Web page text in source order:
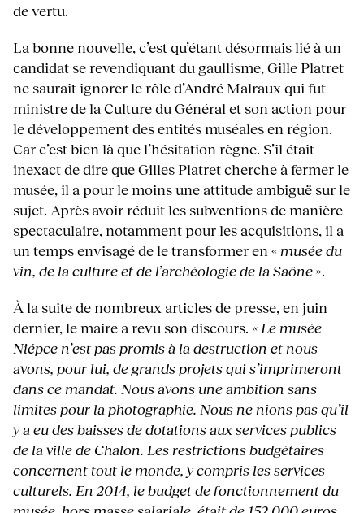
de vertu.
La bonne nouvelle, c’est qu’étant désormais lié à un
candidat se revendiquant du gaullisme, Gille Platret
ne saurait ignorer le rôle d’André Malraux qui fut
ministre de la Culture du Général et son action pour
le développement des entités muséales en région.
Car c’est bien là que l’hésitation règne. S’il était
inexact de dire que Gilles Platret cherche à fermer le
musée, il a pour le moins une attitude ambiguë sur le
sujet. Après avoir réduit les subventions de manière
spectaculaire, notamment pour les acquisitions, il a
un temps envisagé de le transformer en « musée du
vin, de la culture et de l’archéologie de la Saône».
À la suite de nombreux articles de presse, en juin
dernier, le maire a revu son discours. « Le musée
Niépce n’est pas promis à la destruction et nous
avons, pour lui, de grands projets qui s’imprimeront
dans ce mandat. Nous avons une ambition sans
limites pour la photographie. Nous ne nions pas qu’il
y a eu des baisses de dotations aux services publics
de la ville de Chalon. Les restrictions budgétaires
concernent tout le monde, y compris les services
culturels. En 2014, le budget de fonctionnement du